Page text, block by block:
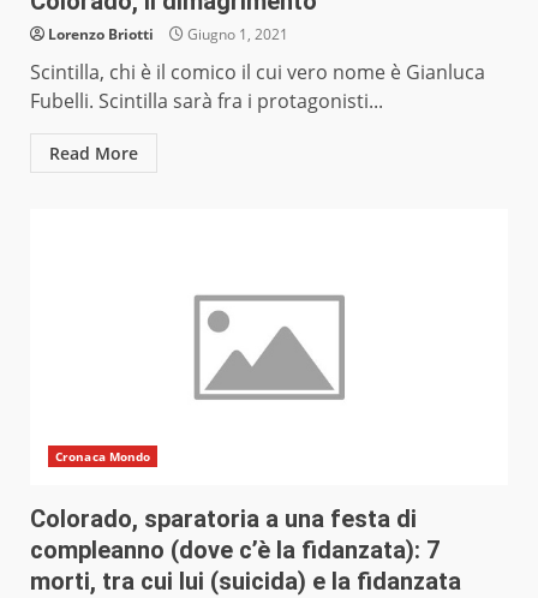
Lorenzo Briotti Giugno 1, 2021
Scintilla, chi è il comico il cui vero nome è Gianluca
Fubelli. Scintilla sarà fra i protagonisti...
Read More
Cronaca Mondo
Colorado, sparatoria a una festa di
compleanno (dove c’è la fidanzata): 7
morti, tra cui lui (suicida) e la fidanzata